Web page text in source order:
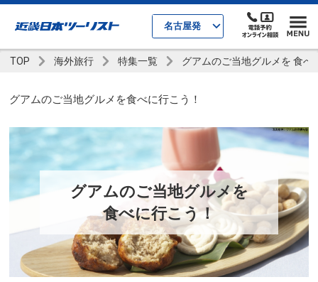
名古屋発
TOP 海外旅行 特集一覧 グアムのご当地グルメを 食べ
グアムのご当地グルメを食べに行こう！
グアムのご当地グルメを
食べに行こう！